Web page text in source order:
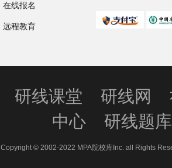
在线报名
远程教育
研线课堂 研线网
中心
研线题库
Copyright © 2002-2022 MPA院校库Inc. all Rights